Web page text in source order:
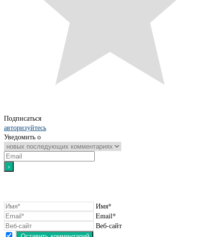
Подписаться
авторизуйтесь
Уведомить о
Имя*
Email*
Веб-сайт